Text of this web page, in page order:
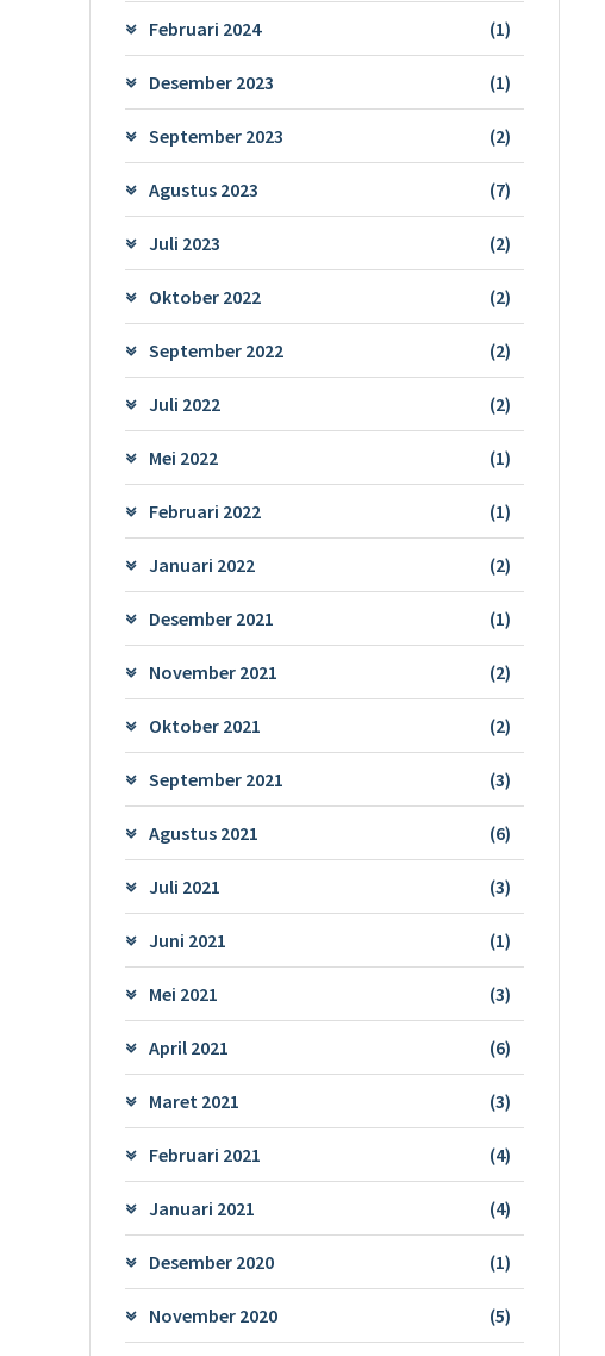
Februari 2024 (1)
Desember 2023 (1)
September 2023 (2)
Agustus 2023 (7)
Juli 2023 (2)
Oktober 2022 (2)
September 2022 (2)
Juli 2022 (2)
Mei 2022 (1)
Februari 2022 (1)
Januari 2022 (2)
Desember 2021 (1)
November 2021 (2)
Oktober 2021 (2)
September 2021 (3)
Agustus 2021 (6)
Juli 2021 (3)
Juni 2021 (1)
Mei 2021 (3)
April 2021 (6)
Maret 2021 (3)
Februari 2021 (4)
Januari 2021 (4)
Desember 2020 (1)
November 2020 (5)